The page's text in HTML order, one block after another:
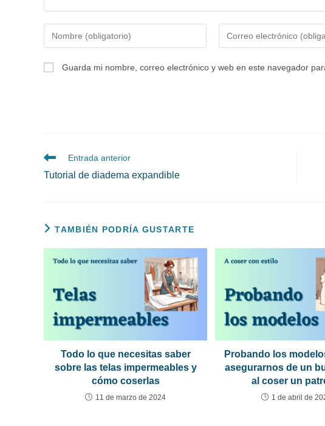
Introduce
tu
nombre
comentar
Introduce
tu
Guarda mi nombre, correo electrónico y web en este navegador
Leer
artículos
Entrada anterior
Tutorial de diadema expandible
TAMBIÉN PODRÍA GUSTARTE
Todo lo que necesitas saber
sobre las telas impermeables y
cómo coserlas
11 de marzo de 2024
Probando los
asegurarnos de un
al coser un
1 de abril de